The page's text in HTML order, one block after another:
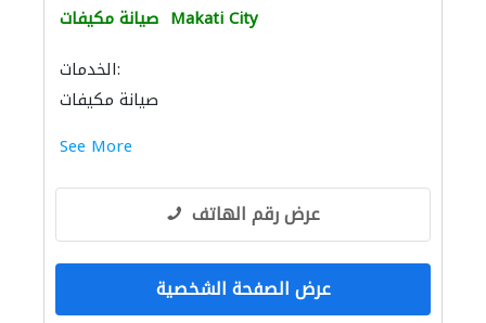
صيانة مكيفات Makati City
الخدمات:
صيانة مكيفات
See More
عرض رقم الهاتف
عرض الصفحة الشخصية